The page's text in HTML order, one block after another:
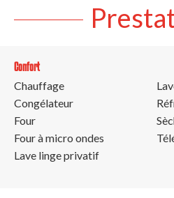
Confort
Chauffage
Congélateur
Four
Four à micro ondes
Lave linge privatif